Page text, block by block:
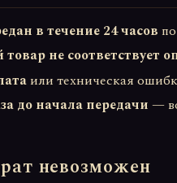
в течение 24 часов
не соответствует
или техническая
до начала передачи —
невозможен